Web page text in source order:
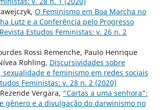
O Feminismo em Boa Marcha no
Lutz e a Conferência pelo Progresso
Revista Estudos Feministas: v. 26 n. 2
Rossi Remenche, Paulo Henrique
Rohling, Discursividades sobre
e feminismo em redes sociais
Feministas: v. 28 n. 2 (2020)
Vergara, “Cartas a uma senhora”:
gênero e a divulgação do darwinismo no